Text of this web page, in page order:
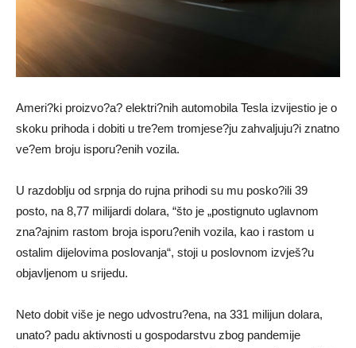
Ameri?ki proizvo?a? elektri?nih automobila Tesla izvijestio je o
skoku prihoda i dobiti u tre?em tromjese?ju zahvaljuju?i znatno
ve?em broju isporu?enih vozila.
U razdoblju od srpnja do rujna prihodi su mu posko?ili 39
posto, na 8,77 milijardi dolara, “što je „postignuto uglavnom
zna?ajnim rastom broja isporu?enih vozila, kao i rastom u
ostalim dijelovima poslovanja“, stoji u poslovnom izvješ?u
objavljenom u srijedu.
Neto dobit više je nego udvostru?ena, na 331 milijun dolara,
unato? padu aktivnosti u gospodarstvu zbog pandemije